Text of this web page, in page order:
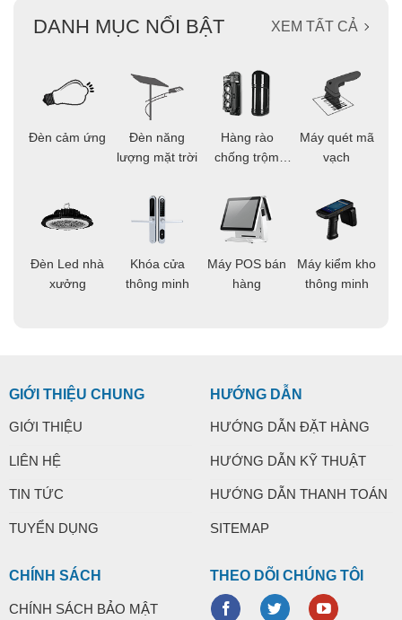
DANH MỤC NỔI BẬT XEM TẤT CẢ
Đèn cảm ứng
Đèn Led nhà
xưởng
Đèn năng
lượng mặt trời
Khóa cửa
thông minh
Hàng rào
chống trộm
Máy POS bán
hàng
Máy quét mã
vạch
Máy kiểm kho
thông minh
GIỚI THIỆU CHUNG
GIỚI THIỆU
LIÊN HỆ
TIN TỨC
TUYỂN DỤNG
HƯỚNG DẪN
HƯỚNG DẪN ĐẶT HÀNG
HƯỚNG DẪN KỸ THUẬT
HƯỚNG DẪN THANH TOÁN
SITEMAP
CHÍNH SÁCH
CHÍNH SÁCH BẢO MẬT
THEO DÕI CHÚNG TÔI